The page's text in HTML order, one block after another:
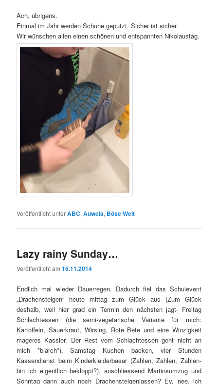
Ach, übrigens.
Einmal im Jahr werden Schuhe geputzt. Sicher ist sicher.
Wir wünschen allen einen schönen und entspannten Nikolaustag.
Veröffentlicht unterABC,Auweia, Böse Welt
Lazy rainy Sunday…
Veröffentlicht am16.11.2014
Endlich mal wieder Dauerregen. Dadurch fiel das Schulevent
„Drachensteigen“ heute mittag zum Glück aus (Zum Glück
deshalb, weil hier grad ein Termin den nächsten jagt- Freitag
Schlachtessen (die semi-vegetarische Variante für mich:
Kartoffeln, Sauerkraut, Wirsing, Rote Bete und eine Winzigkeit
mageres Kassler. Der Rest vom Schlachtessen geht nicht an
mich *blärch*), Samstag Kuchen backen, vier Stunden
Kassendienst beim Kinderkleiderbasar (Zahlen, Zahlen, Zahlen-
bin ich eigentlich bekloppt?), anschliessend Martinsumzug und
Sonntag dann auch noch Drachensteigenlassen? Ey, nee, ich